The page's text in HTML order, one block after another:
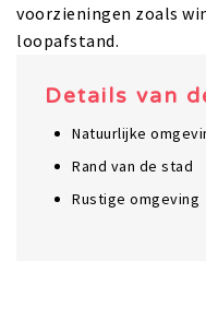
voorzieningen zoals
loopafstand.
Details van
Natuurlijke
Rand van de stad
Rustige omgeving